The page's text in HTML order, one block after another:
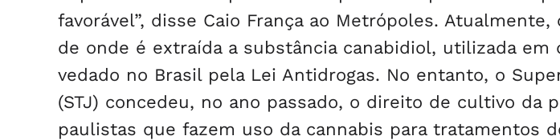
favorável”, disse Caio França ao Metrópoles.
de onde é extraída a substância canabidiol, utilizada
vedado no Brasil pela Lei Antidrogas. No entanto, o
(STJ) concedeu, no ano passado, o direito de cultivo da
paulistas que fazem uso da cannabis para tratamentos